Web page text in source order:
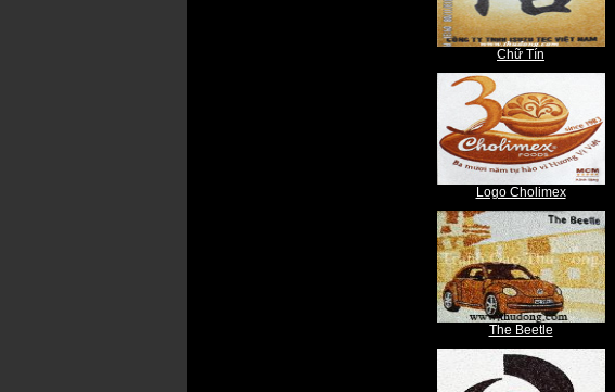
Chữ Tín
Logo Cholimex
The Beetle